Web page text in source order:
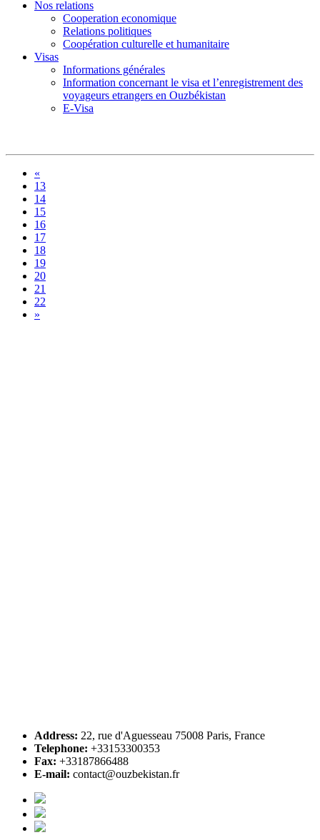
Nos relations
Cooperation economique
Relations politiques
Coopération culturelle et humanitaire
Visas
Informations générales
Information concernant le visa et l’enregistrement des
voyageurs etrangers en Ouzbékistan
E-Visa
«
13
14
15
16
17
18
19
20
21
22
»
Address: 22, rue d'Aguesseau 75008 Paris, France
Telephone: +33153300353
Fax: +33187866488
E-mail: contact@ouzbekistan.fr